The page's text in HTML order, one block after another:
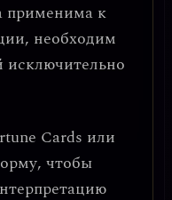
применима к
необходим
исключительно
Cards или
чтобы